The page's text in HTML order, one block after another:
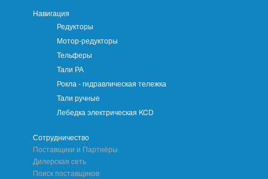
Навигация
Редукторы
Мотор-редукторы
Тельферы
Тали РА
Рокла - гидравлическая тележка
Тали ручные
Лебедка электрическая KCD
Сотрудничество
Поставщики и Партнёры
Дилерская сеть
Поиск поставщиков